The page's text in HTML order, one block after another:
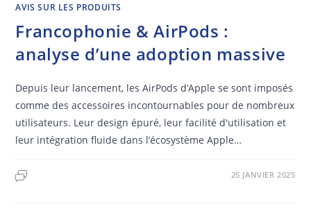
AVIS SUR LES PRODUITS
Francophonie & AirPods :
analyse d’une adoption massive
Depuis leur lancement, les AirPods d’Apple se sont imposés
comme des accessoires incontournables pour de nombreux
utilisateurs. Leur design épuré, leur facilité d'utilisation et
leur intégration fluide dans l’écosystème Apple…
25 JANVIER 2025